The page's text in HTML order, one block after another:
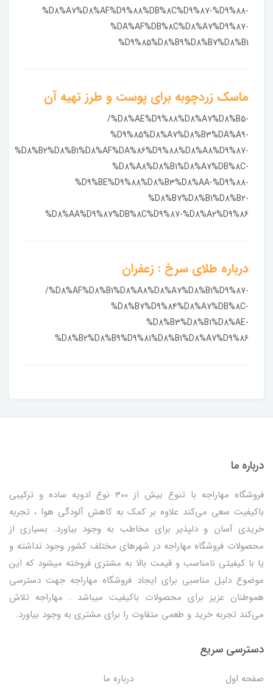
%D8%A7%D8%AF%D9%88%DB%8C%D9%87-%D9%88-
%DA%AF%DB%8C%D8%A7%D9%87-
%D9%85%D8%B9%D8%B7%D8%B1
ماسک زردچوبه برای پوست و طرز تهیه آن
/%D8%AE%D9%88%D8%A7%D8%B5-
%D9%85%D8%A7%D8%B3%DA%A9-
%D8%B2%D8%B1%D8%AF%DA%86%D9%88%D8%A8%D9%87-
%D8%A8%D8%B1%D8%A7%DB%8C-
%D9%BE%D9%88%D8%B3%D8%AA-%D9%88-
%D8%B7%D8%B1%D8%B2-
%D8%AA%D9%87%DB%8C%D9%87-%D8%A2%D9%86
درباره طلای سرخ : زعفران
/%D8%AF%D8%B1%D8%A8%D8%A7%D8%B1%D9%87-
%D8%B7%D9%84%D8%A7%DB%8C-
%D8%B3%D8%B1%D8%AE-
%D8%B2%D8%B9%D9%81%D8%B1%D8%A7%D9%86
درباره ما
فروشگاه مهاراجه با تنوع بیش از 300 نوع ادویه ساده و ترکیبی
باکیفیت سعی می‌کند علاوه بر کمک به کاهش آلودگی هوا ، تجربه
خریدی آسان و دلپذیر برای مخاطب به وجود بیاورد. بسیاری از
محصولات فروشگاه مهاراجه در شهرهای مختلف کشور وجود نداشته و
یا با کیفیتی نامناسب و قیمت بالا به مشتری فروخته میشود که این
موضوع دلیل مناسبی برای ایجاد فروشگاه مهاراجه جهت دسترسی
هموطنان عزیز برای محصولات باکیفیت میباشد . مهاراجه تلاش
می‌کند تجربه خرید و طعمی متفاوت را برای مشتری به وجود بیاورد.
دسترسی سریع
صفحه اول درباره ما